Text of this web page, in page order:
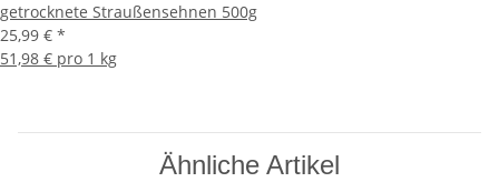
getrocknete Straußensehnen 500g
25,99 € *
51,98 € pro 1 kg
Ähnliche Artikel